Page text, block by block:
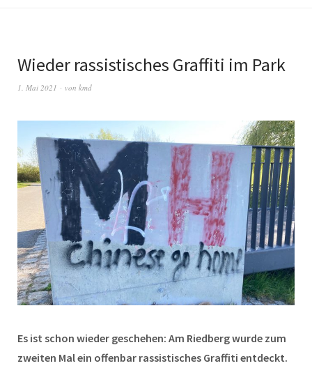
Wieder rassistisches Graffiti im Park
1. Mai 2021 von kmd
Es ist schon wieder geschehen: Am Riedberg wurde zum
zweiten Mal ein offenbar rassistisches Graffiti entdeckt.